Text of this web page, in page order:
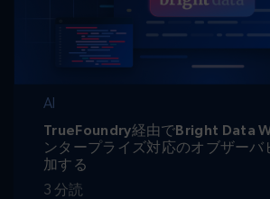
AI
TrueFoundry経由でBright Data
ンタープライズ対応のオブザーバ
加する
3 分読